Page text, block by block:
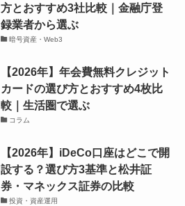
方とおすすめ3社比較｜金融庁登
録業者から選ぶ
暗号資産・Web3
【2026年】年会費無料クレジット
カードの選び方とおすすめ4枚比
較｜生活圏で選ぶ
コラム
【2026年】iDeCo口座はどこで開
設する？選び方3基準と松井証
券・マネックス証券の比較
投資・資産運用